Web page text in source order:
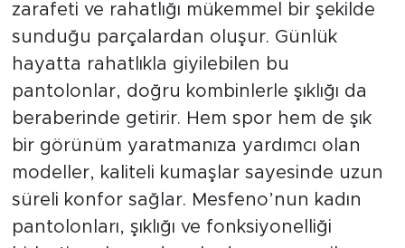
zarafeti ve rahatlığı mükemmel bir şekilde
sunduğu parçalardan oluşur. Günlük
hayatta rahatlıkla giyilebilen bu
pantolonlar, doğru kombinlerle şıklığı da
beraberinde getirir. Hem spor hem de şık
bir görünüm yaratmanıza yardımcı olan
modeller, kaliteli kumaşlar sayesinde uzun
süreli konfor sağlar. Mesfeno’nun kadın
pantolonları, şıklığı ve fonksiyonelliği